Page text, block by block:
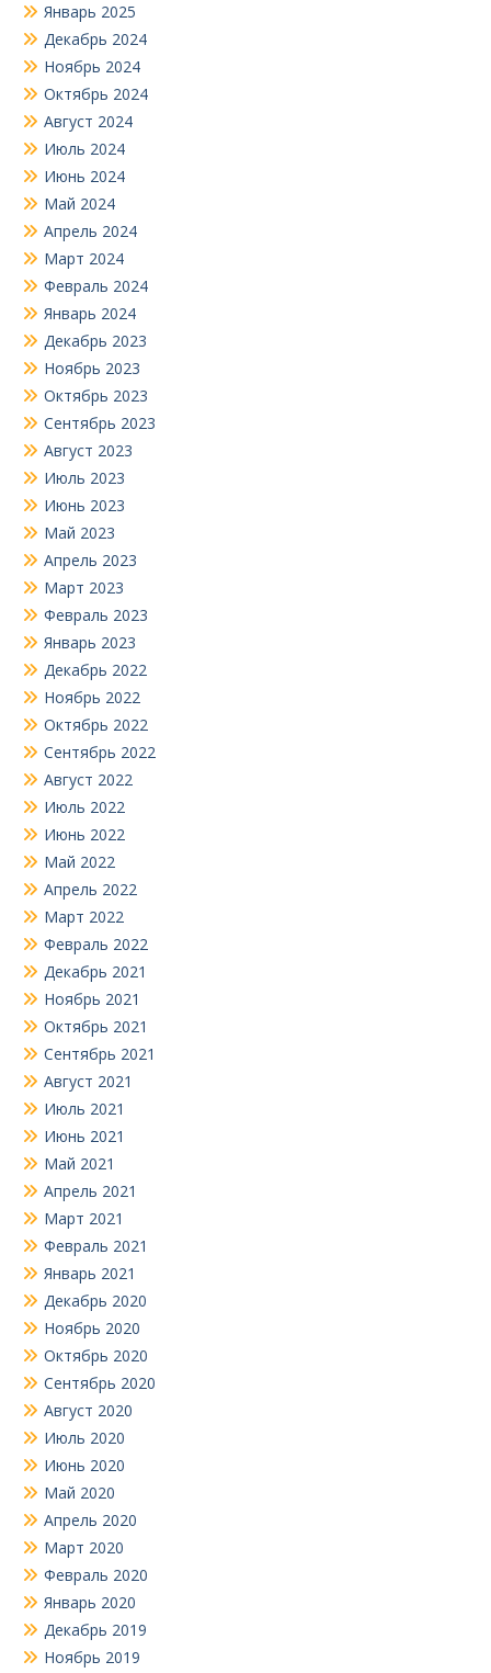
Январь 2025
Декабрь 2024
Ноябрь 2024
Октябрь 2024
Август 2024
Июль 2024
Июнь 2024
Май 2024
Апрель 2024
Март 2024
Февраль 2024
Январь 2024
Декабрь 2023
Ноябрь 2023
Октябрь 2023
Сентябрь 2023
Август 2023
Июль 2023
Июнь 2023
Май 2023
Апрель 2023
Март 2023
Февраль 2023
Январь 2023
Декабрь 2022
Ноябрь 2022
Октябрь 2022
Сентябрь 2022
Август 2022
Июль 2022
Июнь 2022
Май 2022
Апрель 2022
Март 2022
Февраль 2022
Декабрь 2021
Ноябрь 2021
Октябрь 2021
Сентябрь 2021
Август 2021
Июль 2021
Июнь 2021
Май 2021
Апрель 2021
Март 2021
Февраль 2021
Январь 2021
Декабрь 2020
Ноябрь 2020
Октябрь 2020
Сентябрь 2020
Август 2020
Июль 2020
Июнь 2020
Май 2020
Апрель 2020
Март 2020
Февраль 2020
Январь 2020
Декабрь 2019
Ноябрь 2019